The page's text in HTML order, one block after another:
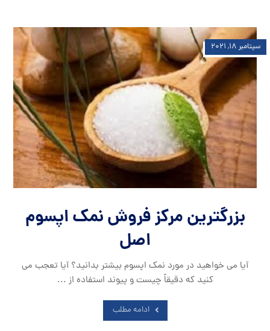
بزرگترین مرکز فروش نمک اپسوم
اصل
سپتامبر ۱۸, ۲۰۲۱
آیا می خواهید در مورد نمک اپسوم بیشتر بدانید؟ آیا تعجب می
کنید که دقیقاً چیست و پیوند استفاده از ...
ادامه مطلب